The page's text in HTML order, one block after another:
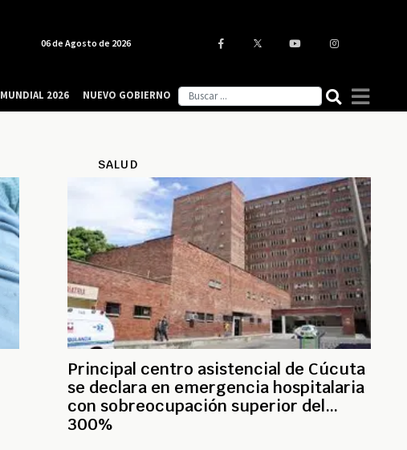
SALUD
Principal centro asistencial de Cúcuta
se declara en emergencia hospitalaria
con sobreocupación superior del
300%
06 de Agosto de 2026
MUNDIAL 2026 NUEVO GOBIERNO